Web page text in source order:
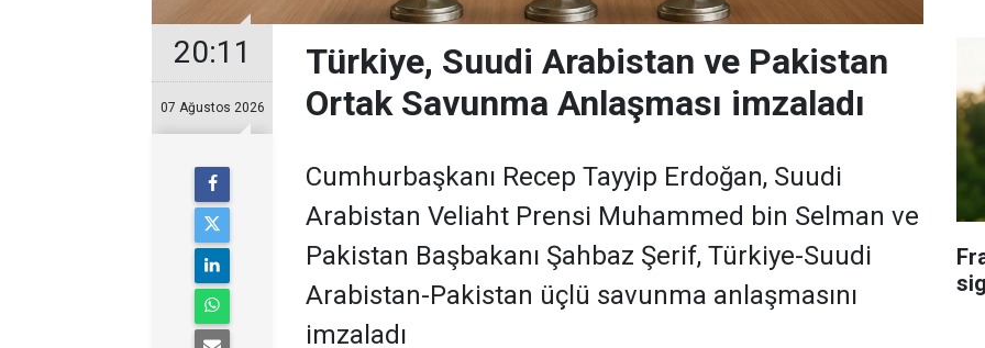
20:11
07 Ağustos 2026
Türkiye, Suudi Arabistan ve Pakistan
Ortak Savunma Anlaşması imzaladı
Cumhurbaşkanı Recep Tayyip Erdoğan, Suudi
Arabistan Veliaht Prensi Muhammed bin Selman ve
Pakistan Başbakanı Şahbaz Şerif, Türkiye-Suudi
Arabistan-Pakistan üçlü savunma anlaşmasını
imzaladı